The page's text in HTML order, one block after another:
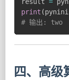
print (pynini
# 输出: two
四、高级